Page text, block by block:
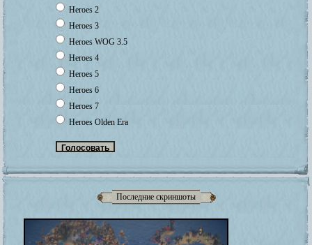
Heroes 2
Heroes 3
Heroes WOG 3.5
Heroes 4
Heroes 5
Heroes 6
Heroes 7
Heroes Olden Era
Последние скриншоты